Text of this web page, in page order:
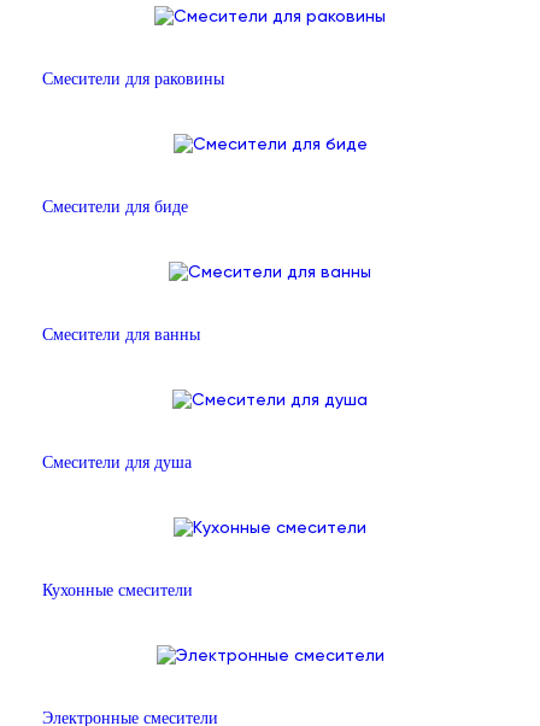
Смесители для раковины
Смесители для биде
Смесители для ванны
Смесители для душа
Кухонные смесители
Электронные смесители